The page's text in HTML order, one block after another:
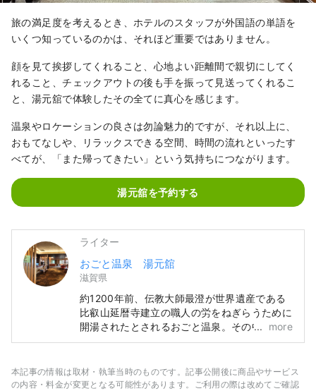
旅の満足度を考えるとき、ホテルのスタッフが外国語の単語を
いくつ知っているのかは、それほど重要ではありません。
顔を見て挨拶してくれること、心地よい距離間で親切にしてく
れること、チェックアウトの後も手を振って見送ってくれるこ
と、湯元舘で体験したその全てに真心を感じます。
温泉やロケーションの良さは勿論魅力的ですが、それ以上に、
おもてなしや、リラックスできる空間、時間の流れといったす
べてが、「また帰ってきたい」という気持ちにつながります。
湯元舘を予約する
ライター
おごと温泉 湯元舘
滋賀県
約1200年前、伝教大師最澄が世界遺産である
比叡山延暦寺建立の職人の労をねぎらうために
開湯されたとされるおごと温泉。その中でも湯
元舘は創業９６年の歴史を持つ老舗旅館。11階
覚するような露天風呂など趣の異なる4つの温
泉や、日本三大和牛のひとつである「認証近江
more
本記事の情報は取材・執筆当時のものです。記事公開後に商品やサービス
の内容・料金が変更となる可能性があります。ご利用の際は改めてご確認